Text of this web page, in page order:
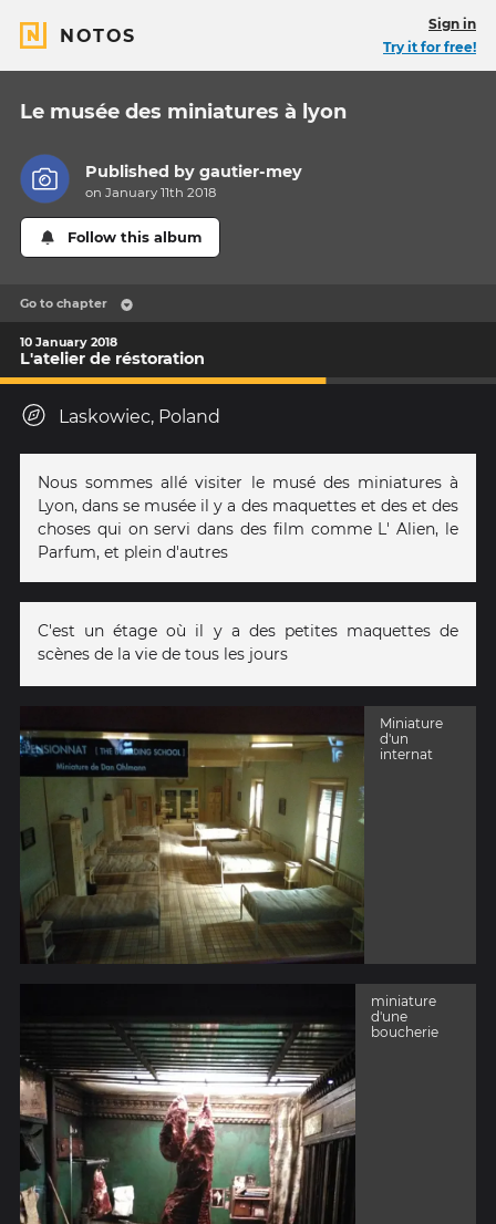
NOTOS
Sign in
Try it for free!
Le musée des miniatures à lyon
Published bygautier-mey
on January 11th 2018
Follow this album
Go to chapter
10 January 2018
L'atelier de réstoration
Laskowiec, Poland
Nous sommes allé visiter le musé des miniatures à
Lyon, dans se musée il y a des maquettes et des et des
choses qui on servi dans des film comme L' Alien, le
Parfum, et plein d'autres
C'est un étage où il y a des petites maquettes de
scènes de la vie de tous les jours
Miniature
d'un
internat
miniature
d'une
boucherie